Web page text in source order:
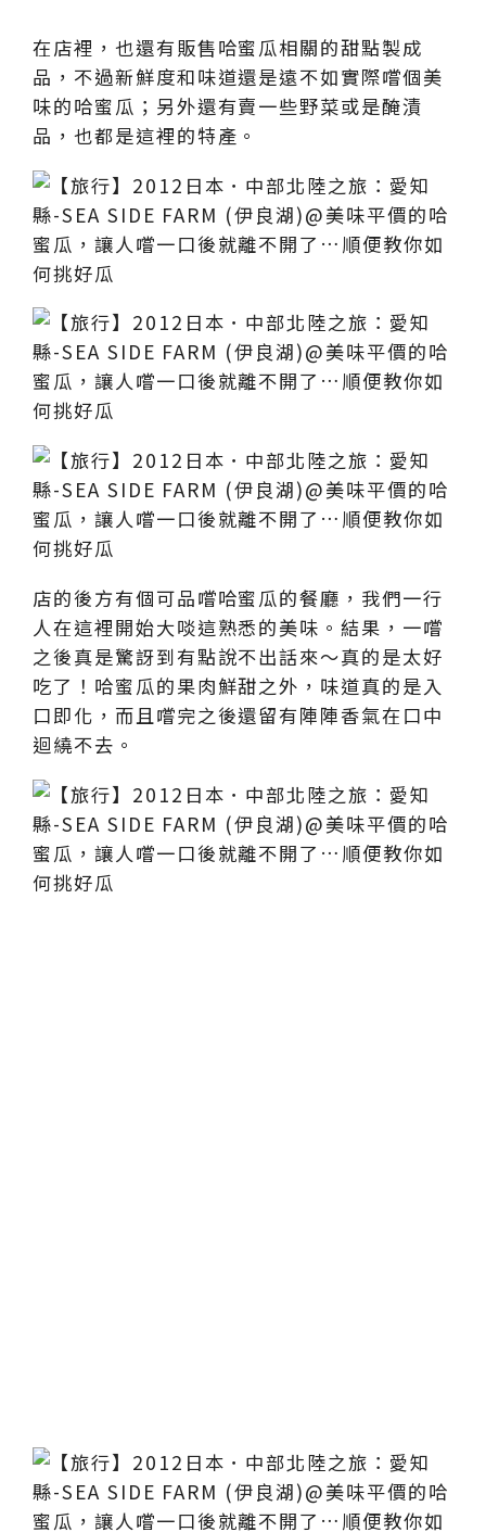
在店裡，也還有販售哈蜜瓜相關的甜點製成
品，不過新鮮度和味道還是遠不如實際嚐個美
味的哈蜜瓜；另外還有賣一些野菜或是醃漬
品，也都是這裡的特產。
店的後方有個可品嚐哈蜜瓜的餐廳，我們一行
人在這裡開始大啖這熟悉的美味。結果，一嚐
之後真是驚訝到有點說不出話來～真的是太好
吃了！哈蜜瓜的果肉鮮甜之外，味道真的是入
口即化，而且嚐完之後還留有陣陣香氣在口中
迴繞不去。